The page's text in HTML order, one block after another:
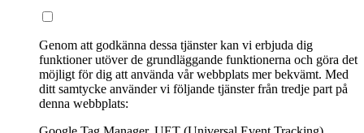
Genom att godkänna dessa tjänster kan vi erbjuda dig
funktioner utöver de grundläggande funktionerna och göra det
möjligt för dig att använda vår webbplats mer bekvämt. Med
ditt samtycke använder vi följande tjänster från tredje part på
denna webbplats: